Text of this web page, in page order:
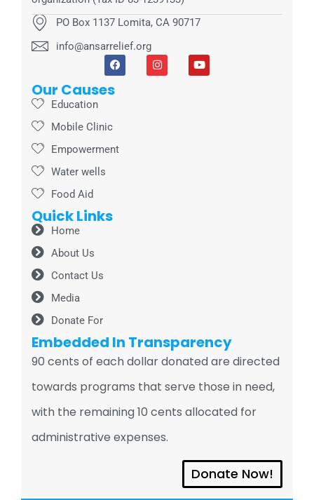
PO Box 1137 Lomita, CA 90717
info@ansarrelief.org
Our Causes
Education
Mobile Clinic
Empowerment
Water wells
Food Aid
Quick Links
Home
About Us
Contact Us
Media
Donate For
Embedded In Transparency
90 cents of each dollar donated are directed
towards programs that serve those in need,
with the remaining 10 cents allocated for
administrative expenses.
Donate Now!